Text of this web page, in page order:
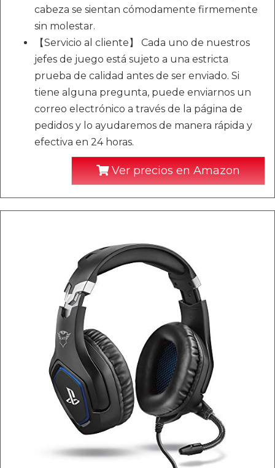
cabeza se sientan cómodamente firmemente
sin molestar.
【Servicio al cliente】 Cada uno de nuestros
jefes de juego está sujeto a una estricta
prueba de calidad antes de ser enviado. Si
tiene alguna pregunta, puede enviarnos un
correo electrónico a través de la página de
pedidos y lo ayudaremos de manera rápida y
efectiva en 24 horas.
Ver precios en Amazon